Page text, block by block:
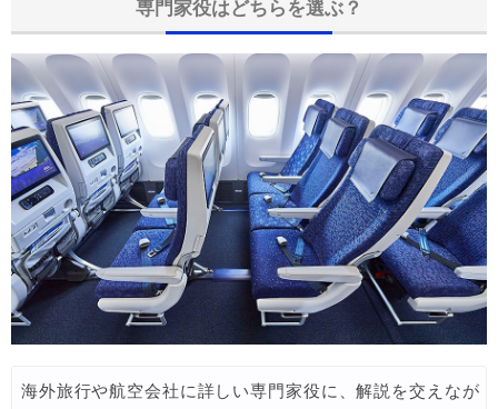
専門家役はどちらを選ぶ？
海外旅行や航空会社に詳しい専門家役に、解説を交えなが